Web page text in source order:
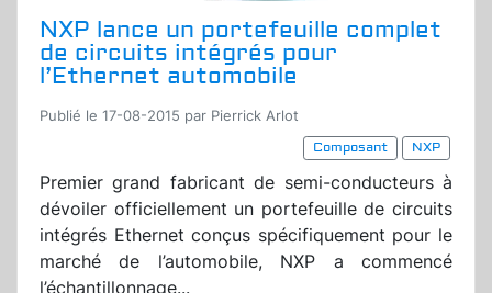
NXP lance un portefeuille complet
de circuits intégrés pour
l’Ethernet automobile
Publié le 17-08-2015 par Pierrick Arlot
Composant
NXP
Premier grand fabricant de semi-conducteurs à
dévoiler officiellement un portefeuille de circuits
intégrés Ethernet conçus spécifiquement pour le
marché de l’automobile, NXP a commencé
l’échantillonnage...